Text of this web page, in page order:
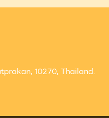
10270, Thailand.